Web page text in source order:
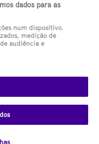
S.L.U. is wholly owned
Paseo de la Castellana,
Madrid B-82227893
jurisdiction and regulated
España SYFY France
SYFY
USA
dados para as
num dispositivo.
medição de
audiência e